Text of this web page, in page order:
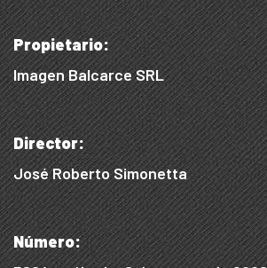
Propietario:
Imagen Balcarce SRL
Director:
José Roberto Simonetta
Número: